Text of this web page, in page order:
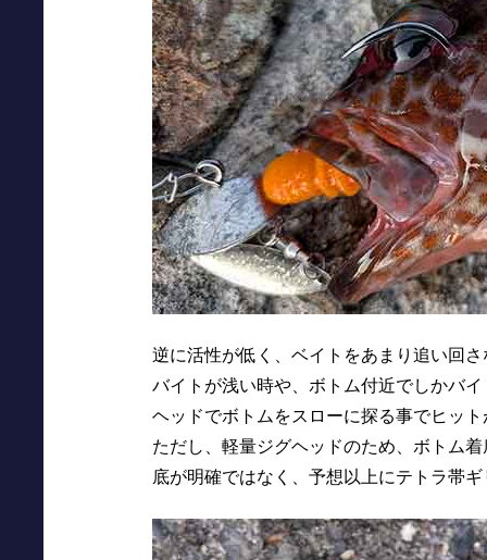
逆に活性が低く、ベイトをあまり追い回
バイトが浅い時や、ボトム付近でしかバ
ヘッドでボトムをスローに探る事でヒッ
ただし、軽量ジグヘッドのため、ボトム
底が明確ではなく、予想以上にテトラ帯